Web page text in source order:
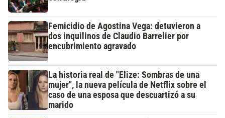
Femicidio de Agostina Vega: detuvieron a
dos inquilinos de Claudio Barrelier por
encubrimiento agravado
La historia real de "Elize: Sombras de una
mujer", la nueva película de Netflix sobre el
caso de una esposa que descuartizó a su
marido